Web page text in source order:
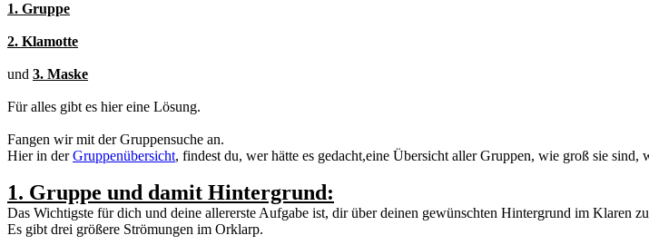
1. Gruppe
2. Klamotte
und 3. Maske
Für alles gibt es hier eine Lösung.
Fangen wir mit der Gruppensuche an.
Hier in derGruppenübersicht, findest du, wer hätte es gedacht,eine Übersicht aller Gruppen, wie groß sie
1. Gruppe und damit Hintergrund:
Das Wichtigste für dich und deine allererste Aufgabe ist, dir über deinen gewünschten Hintergrund im Klaren
Es gibt drei größere Strömungen im Orklarp.